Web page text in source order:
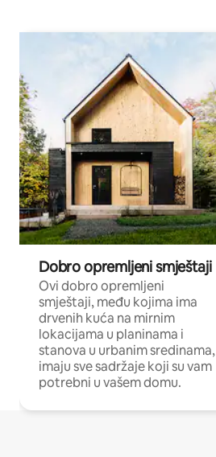
Dobro opremljeni smještaji
Ovi dobro opremljeni
smještaji, među kojima ima
drvenih kuća na mirnim
lokacijama u planinama i
stanova u urbanim sredinama,
imaju sve sadržaje koji su vam
potrebni u vašem domu.